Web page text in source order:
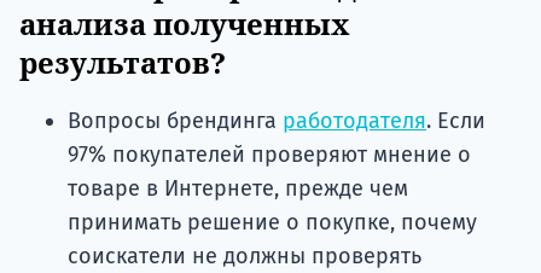
анализа полученных
результатов?
Вопросы брендинга работодателя. Если
97% покупателей проверяют мнение о
товаре в Интернете, прежде чем
принимать решение о покупке, почему
соискатели не должны проверять